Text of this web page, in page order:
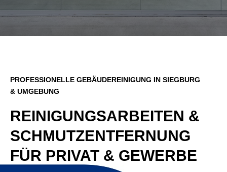
PROFESSIONELLE GEBÄUDEREINIGUNG IN SIEGBURG
& UMGEBUNG
REINIGUNGS­ARBEITEN &
SCHMUTZ­ENTFERNUNG
FÜR PRIVAT & GEWERBE